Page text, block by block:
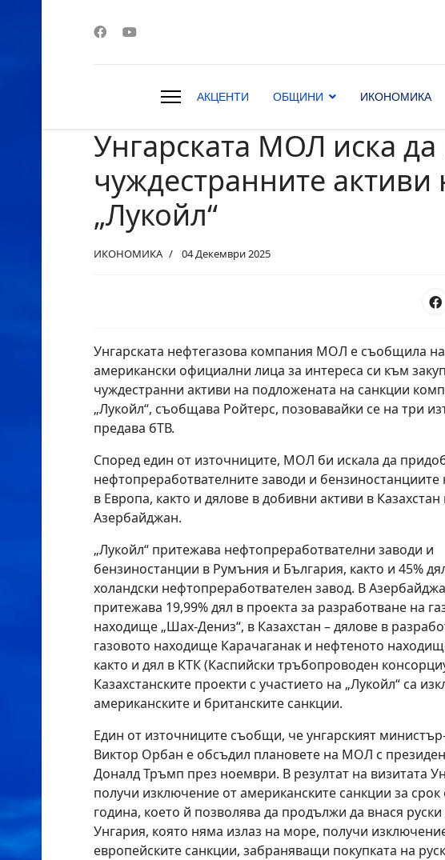
АКЦЕНТИ ОБЩИНИ ИКОНОМИКА
Унгарската МОЛ иска да
чуждестранните активи
„Лукойл“
ИКОНОМИКА 04 Декември 2025
Унгарската нефтегазова компания МОЛ е съобщила на
американски официални лица за интереса си към
чуждестранни активи на подложената на санкции
„Лукойл“, съобщава Ройтерс, позовавайки се на три
предава бТВ.
Според един от източниците, МОЛ би искала да
нефтопреработвателните заводи и бензиностанциите
в Европа, както и дялове в добивни активи в Казахстан
Азербайджан.
„Лукойл“ притежава нефтопреработвателни заводи и
бензиностанции в Румъния и България, както и 45%
холандски нефтопреработвателен завод. В
притежава 19,99% дял в проекта за разработване на
находище „Шах-Дениз“, в Казахстан – дялове в
газовото находище Карачаганак и нефтеното
както и дял в КТК (Каспийски тръбопроводен
Казахстанските проекти с участието на „Лукойл“ са
американските и британските санкции.
Един от източниците съобщи, че унгарският
Виктор Орбан е обсъдил плановете на МОЛ с
Доналд Тръмп през ноември. В резултат на визитата
получи изключение от американските санкции за срок
година, което й позволява да продължи да внася руски
Унгария, която няма излаз на море, получи
европейските санкции, забраняващи покупката на